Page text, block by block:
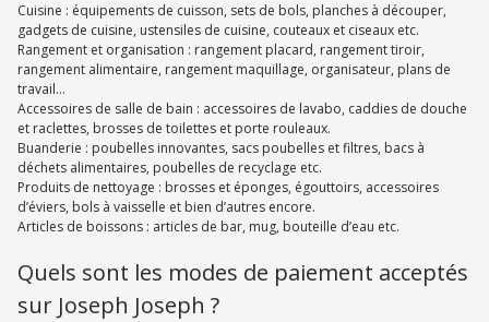
Cuisine : équipements de cuisson, sets de bols, planches à découper,
gadgets de cuisine, ustensiles de cuisine, couteaux et ciseaux etc.
Rangement et organisation : rangement placard, rangement tiroir,
rangement alimentaire, rangement maquillage, organisateur, plans de
travail…
Accessoires de salle de bain : accessoires de lavabo, caddies de douche
et raclettes, brosses de toilettes et porte rouleaux.
Buanderie : poubelles innovantes, sacs poubelles et filtres, bacs à
déchets alimentaires, poubelles de recyclage etc.
Produits de nettoyage : brosses et éponges, égouttoirs, accessoires
d’éviers, bols à vaisselle et bien d’autres encore.
Articles de boissons : articles de bar, mug, bouteille d’eau etc.
Quels sont les modes de paiement acceptés
sur Joseph Joseph ?